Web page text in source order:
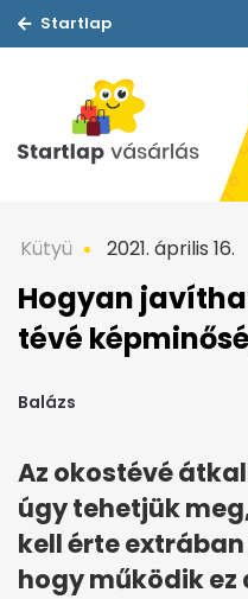
Startlap
Kütyü 2021. április 16.
Hogyan
tévé
Balázs
Az okostévé
úgy tehetjük
kell érte
hogy működik